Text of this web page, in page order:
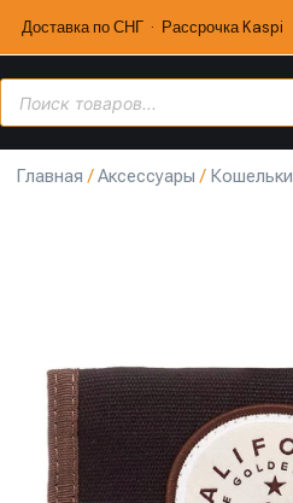
Доставка по СНГ · Рассрочка Kaspi
Главная /Аксессуары / Кошельки